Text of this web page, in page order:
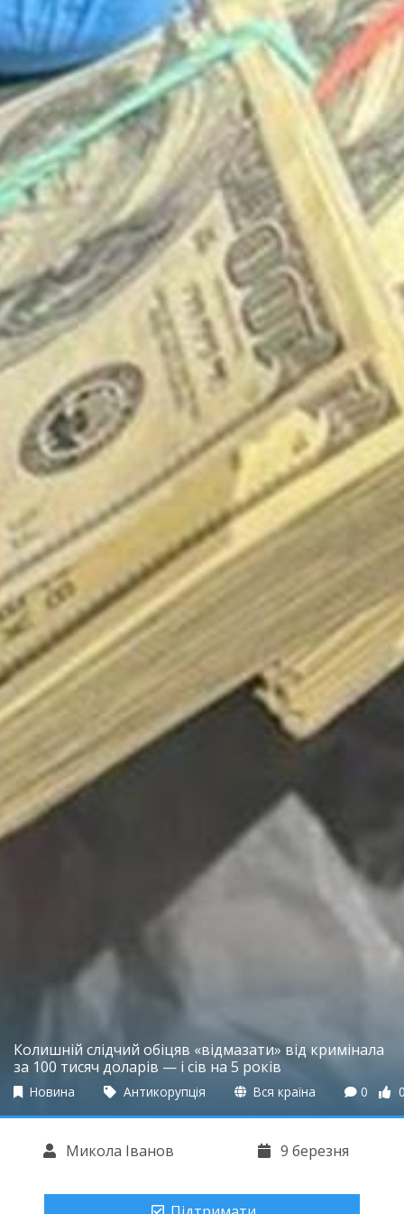
Колишній слідчий обіцяв «відмазати» від кримінала
за 100 тисяч доларів — і сів на 5 років
Новина Антикорупція Вся країна 0
Микола Іванов 9 березня